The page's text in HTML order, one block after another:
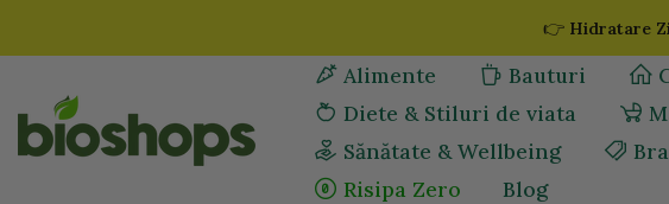
la
👉 Hidratare
Alimente Bauturi
Diete & Stiluri de viata
Sănătate & Wellbeing
Risipa Zero
Blog